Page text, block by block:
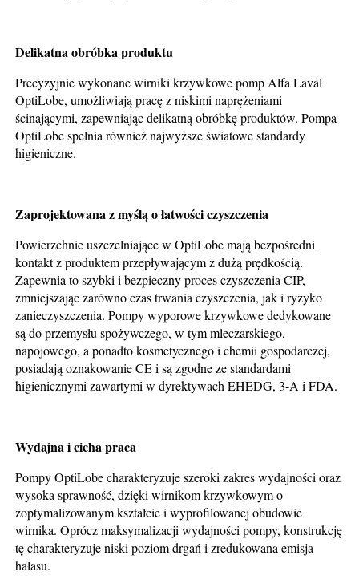
Delikatna obróbka produktu
Precyzyjnie wykonane wirniki krzywkowe pomp Alfa Laval
OptiLobe, umożliwiają pracę z niskimi naprężeniami
ścinającymi, zapewniając delikatną obróbkę produktów. Pompa
OptiLobe spełnia również najwyższe światowe standardy
higieniczne.
Zaprojektowana z myślą o łatwości czyszczenia
Powierzchnie uszczelniające w OptiLobe mają bezpośredni
kontakt z produktem przepływającym z dużą prędkością.
Zapewnia to szybki i bezpieczny proces czyszczenia CIP,
zmniejszając zarówno czas trwania czyszczenia, jak i ryzyko
zanieczyszczenia. Pompy wyporowe krzywkowe dedykowane
są do przemysłu spożywczego, w tym mleczarskiego,
napojowego, a ponadto kosmetycznego i chemii gospodarczej,
posiadają oznakowanie CE i są zgodne ze standardami
higienicznymi zawartymi w dyrektywach EHEDG, 3-A i FDA.
Wydajna i cicha praca
Pompy OptiLobe charakteryzuje szeroki zakres wydajności oraz
wysoka sprawność, dzięki wirnikom krzywkowym o
zoptymalizowanym kształcie i wyprofilowanej obudowie
wirnika. Oprócz maksymalizacji wydajności pompy, konstrukcję
tę charakteryzuje niski poziom drgań i zredukowana emisja
hałasu.